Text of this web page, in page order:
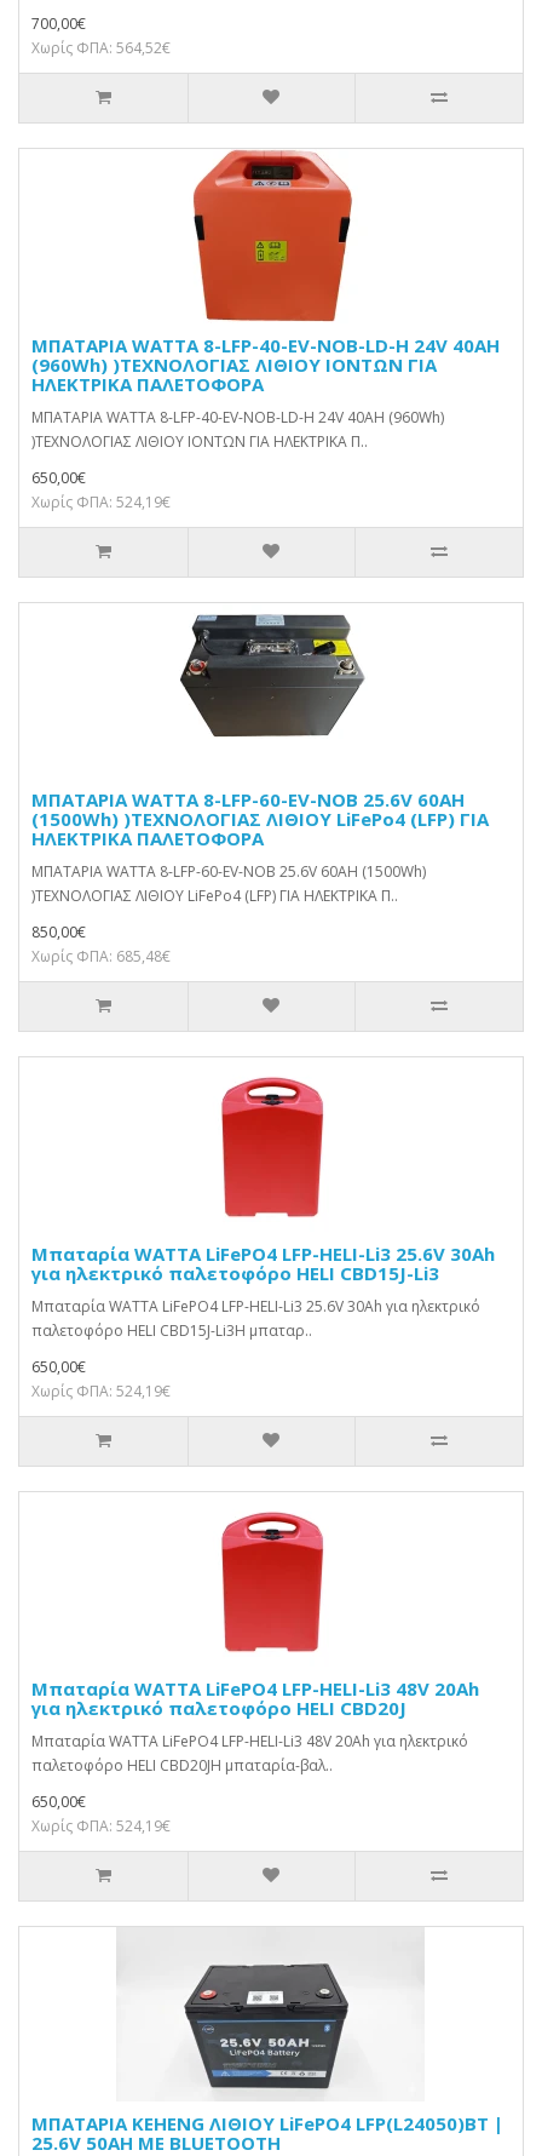
700,00€
Χωρίς ΦΠΑ: 564,52€
ΜΠΑΤΑΡΙΑ WATTA 8-LFP-40-EV-NOB-LD-H 24V 40AH
(960Wh) )ΤΕΧΝΟΛΟΓΙΑΣ ΛΙΘΙΟΥ ΙΟΝΤΩΝ ΓΙΑ
ΗΛΕΚΤΡΙΚΑ ΠΑΛΕΤΟΦΟΡΑ
ΜΠΑΤΑΡΙΑ WATTA 8-LFP-40-EV-NOB-LD-H 24V 40AH (960Wh)
)ΤΕΧΝΟΛΟΓΙΑΣ ΛΙΘΙΟΥ ΙΟΝΤΩΝ ΓΙΑ ΗΛΕΚΤΡΙΚΑ Π..
650,00€
Χωρίς ΦΠΑ: 524,19€
ΜΠΑΤΑΡΙΑ WATTA 8-LFP-60-EV-NOB 25.6V 60AH
(1500Wh) )ΤΕΧΝΟΛΟΓΙΑΣ ΛΙΘΙΟΥ LiFePo4 (LFP) ΓΙΑ
ΗΛΕΚΤΡΙΚΑ ΠΑΛΕΤΟΦΟΡΑ
ΜΠΑΤΑΡΙΑ WATTA 8-LFP-60-EV-NOB 25.6V 60AH (1500Wh)
)ΤΕΧΝΟΛΟΓΙΑΣ ΛΙΘΙΟΥ LiFePo4 (LFP) ΓΙΑ ΗΛΕΚΤΡΙΚΑ Π..
850,00€
Χωρίς ΦΠΑ: 685,48€
Μπαταρία WATTA LiFePO4 LFP-HELI-Li3 25.6V 30Ah
για ηλεκτρικό παλετοφόρο HELI CBD15J-Li3
Μπαταρία WATTA LiFePO4 LFP-HELI-Li3 25.6V 30Ah για ηλεκτρικό
παλετοφόρο HELI CBD15J-Li3Η μπαταρ..
650,00€
Χωρίς ΦΠΑ: 524,19€
Μπαταρία WATTA LiFePO4 LFP-HELI-Li3 48V 20Ah
για ηλεκτρικό παλετοφόρο HELI CBD20J
Μπαταρία WATTA LiFePO4 LFP-HELI-Li3 48V 20Ah για ηλεκτρικό
παλετοφόρο HELI CBD20JΗ μπαταρία-βαλ..
650,00€
Χωρίς ΦΠΑ: 524,19€
ΜΠΑΤΑΡΙΑ KEHENG ΛΙΘΙΟΥ LiFePO4 LFP(L24050)BT |
25.6V 50AH ME BLUETOOTH